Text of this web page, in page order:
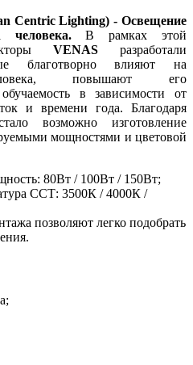
Centric Lighting) - Освещение
человека.В рамках этой
VENAS разработали
благотворно влияют на
повышают его
в зависимости от
и времени года. Благодаря
возможно изготовление
мощностями и цветовой
80Вт / 100Вт / 150Вт;
ССТ: 3500К / 4000К /
позволяют легко подобрать